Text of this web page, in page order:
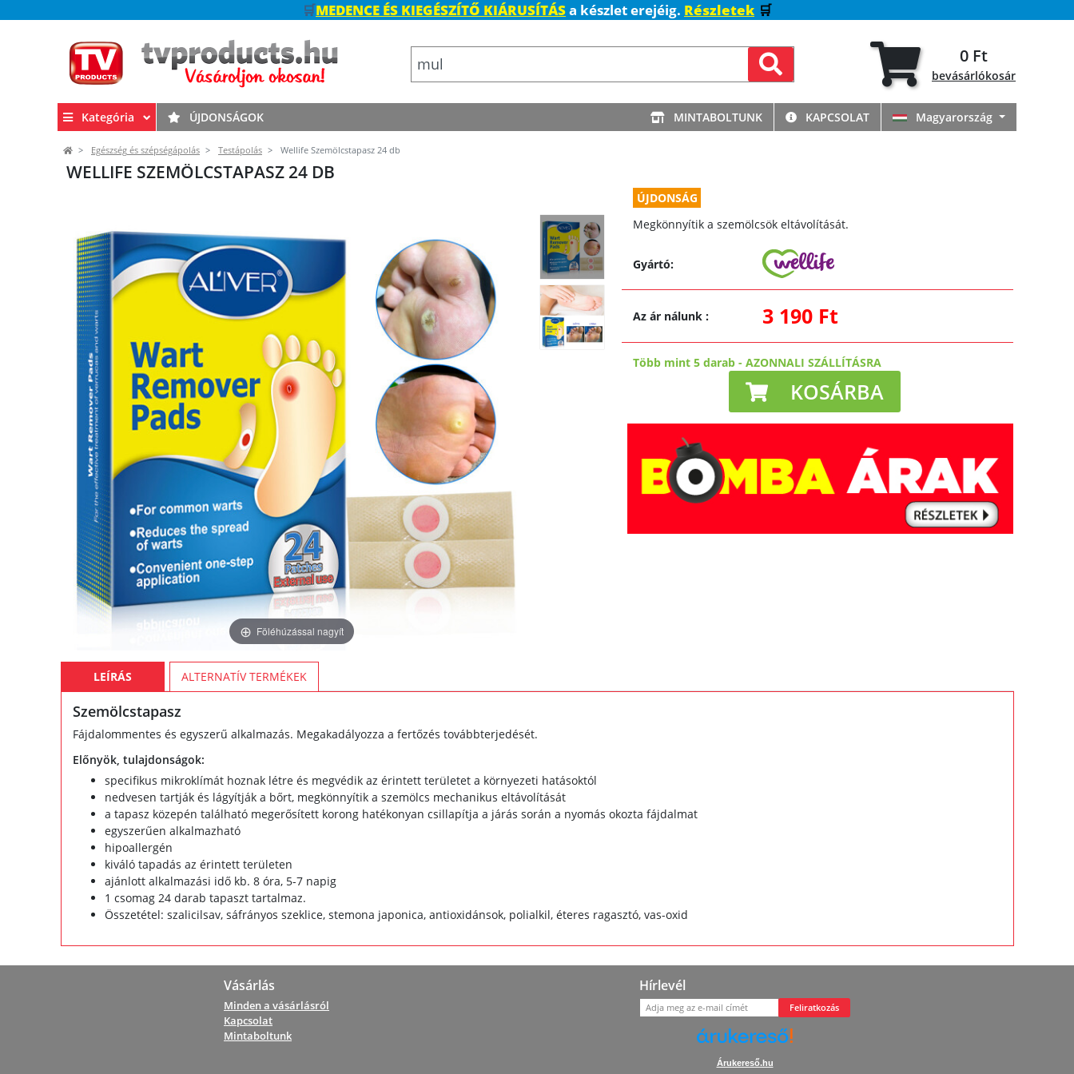
🛒MEDENCE ÉS KIEGÉSZÍTŐ KIÁRUSÍTÁSa készlet erejéig. Részletek 🛒
0 Ft
bevásárlókosár
Kategória ÚJDONSÁGOK MINTABOLTUNK KAPCSOLAT Magyarország
Egészség és szépségápolás Testápolás Wellife Szemölcstapasz 24 db
WELLIFE SZEMÖLCSTAPASZ 24 DB
Föléhúzással nagyít
ÚJDONSÁG
Megkönnyítik a szemölcsök eltávolítását.
Gyártó:
Az ár nálunk: 3 190 Ft
Több mint 5 darab -AZONNALI SZÁLLÍTÁSRA
KOSÁRBA
LEÍRÁS ALTERNATÍV TERMÉKEK
Szemölcstapasz
Fájdalommentes és egyszerű alkalmazás. Megakadályozza a fertőzés továbbterjedését.
Előnyök, tulajdonságok:
specifikus mikroklímát hoznak létre és megvédik az érintett területet a környezeti hatásoktól
nedvesen tartják és lágyítják a bőrt, megkönnyítik a szemölcs mechanikus eltávolítását
a tapasz közepén található megerősített korong hatékonyan csillapítja a járás során a nyomás okozta fájdalmat
egyszerűen alkalmazható
hipoallergén
kiváló tapadás az érintett területen
ajánlott alkalmazási idő kb. 8 óra, 5-7 napig
1 csomag 24 darab tapaszt tartalmaz.
Összetétel: szalicilsav, sáfrányos szeklice, stemona japonica, antioxidánsok, polialkil, éteres ragasztó, vas-oxid
Vásárlás
Minden a vásárlásról
Kapcsolat
Mintaboltunk
Hírlevél
Feliratkozás
Árukereső.hu